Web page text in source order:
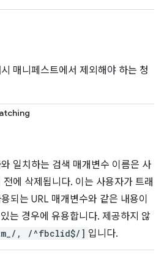
매니페스트에서 제외해야 하는 청
일치하는 검색 매개변수 이름은 사
에 삭제됩니다. 이는 사용자가 트래
되는 URL 매개변수와 같은 내용이
는 경우에 유용합니다. 제공하지 않
, /^fbclid$/] 입니다.